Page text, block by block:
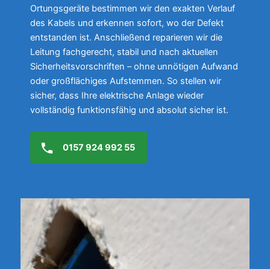
Ortungsgeräte bestimmen wir den exakten Verlauf
des Kabels und erkennen sofort, wo der Defekt
entstanden ist. Anschließend reparieren wir die
Leitung fachgerecht, stabil und nach aktuellen
Sicherheitsvorschriften – ohne unnötigen Aufwand
oder großflächiges Aufstemmen. So stellen wir
sicher, dass Ihre elektrische Anlage wieder
vollständig funktionsfähig und absolut sicher ist.
0157 924 992 55